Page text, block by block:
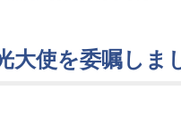
使を委嘱しま